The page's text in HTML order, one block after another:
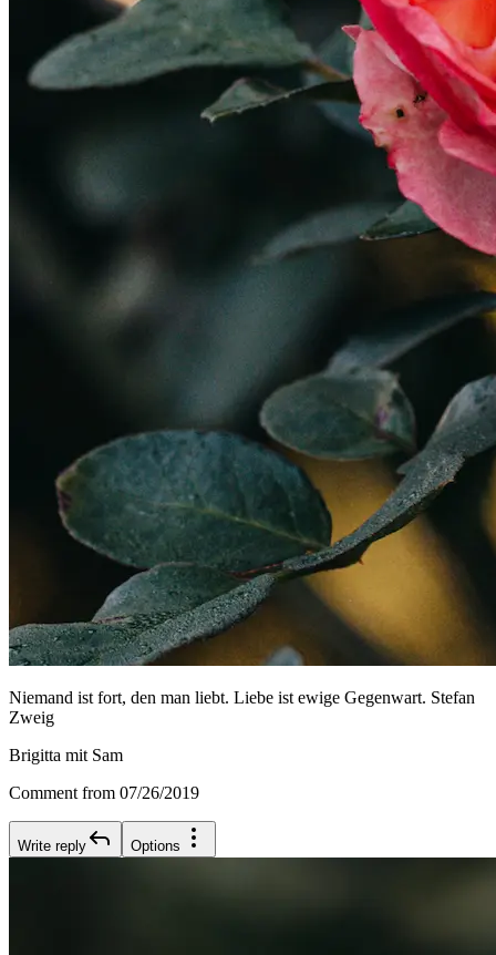
Niemand ist fort, den man liebt. Liebe ist ewige Gegenwart. Stefan
Zweig
Brigitta mit Sam
Comment from 07/26/2019
Write reply Options